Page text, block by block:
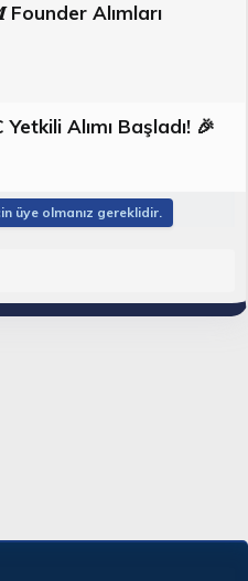
Alımları
Alımı Başladı! 🎉
üye olmanız gereklidir.